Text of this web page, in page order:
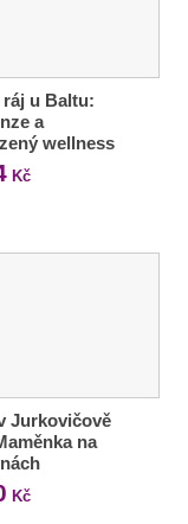
ráj u Baltu:
a
wellness
Kč
Jurkovičově
na
Kč